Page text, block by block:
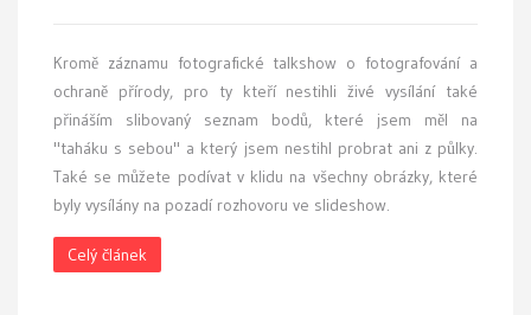
Kromě záznamu fotografické talkshow o fotografování a
ochraně přírody, pro ty kteří nestihli živé vysílání také
přináším slibovaný seznam bodů, které jsem měl na
"taháku s sebou" a který jsem nestihl probrat ani z půlky.
Také se můžete podívat v klidu na všechny obrázky, které
byly vysílány na pozadí rozhovoru ve slideshow.
Celý článek